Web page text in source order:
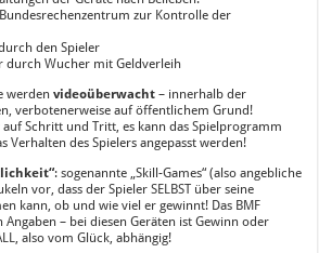
zur Kontrolle der
den Spieler
durch Wucher mit Geldverleih
werdenvideoüberwacht– innerhalb der
verbotenerweise auf öffentlichem Grund!
auf Schritt und Tritt, es kann das Spielprogramm
Verhalten des Spielers angepasst werden!
: sogenannte „Skill-Games“ (also angebliche
vor, dass der Spieler SELBST über seine
kann, ob und wie viel er gewinnt! Das BMF
Angaben – bei diesen Geräten ist Gewinn oder
also vom Glück, abhängig!